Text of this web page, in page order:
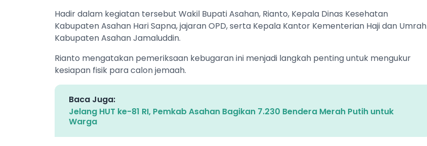
Hadir dalam kegiatan tersebut Wakil Bupati Asahan, Rianto, Kepala Dinas Kesehatan
Kabupaten Asahan Hari Sapna, jajaran OPD, serta Kepala Kantor Kementerian Haji dan Umrah
Kabupaten Asahan Jamaluddin.
Rianto mengatakan pemeriksaan kebugaran ini menjadi langkah penting untuk mengukur
kesiapan fisik para calon jemaah.
Baca Juga:
Jelang HUT ke-81 RI, Pemkab Asahan Bagikan 7.230 Bendera Merah Putih untuk
Warga